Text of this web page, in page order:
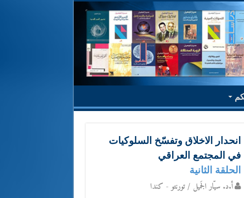
انحدار الاخلاق وتفسّخ السلوكيات
في المجتمع العراقي
الحلقة الثانية
أ.د. سيّار الجَميل / تورنتو - كندا